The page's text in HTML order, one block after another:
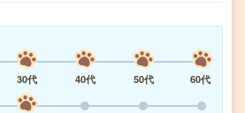
30代 40代 50代
60代